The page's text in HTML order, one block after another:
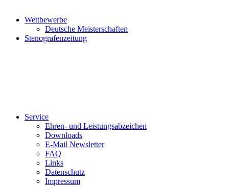
Wettbewerbe
Deutsche Meisterschaften
Stenografenzeitung
Service
Ehren- und Leistungsabzeichen
Downloads
E-Mail Newsletter
FAQ
Links
Datenschutz
Impressum